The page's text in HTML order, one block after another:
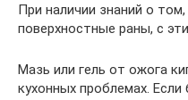
При наличии знаний о
поверхностные раны, с
Мазь или гель от ожога
кухонных проблемах.